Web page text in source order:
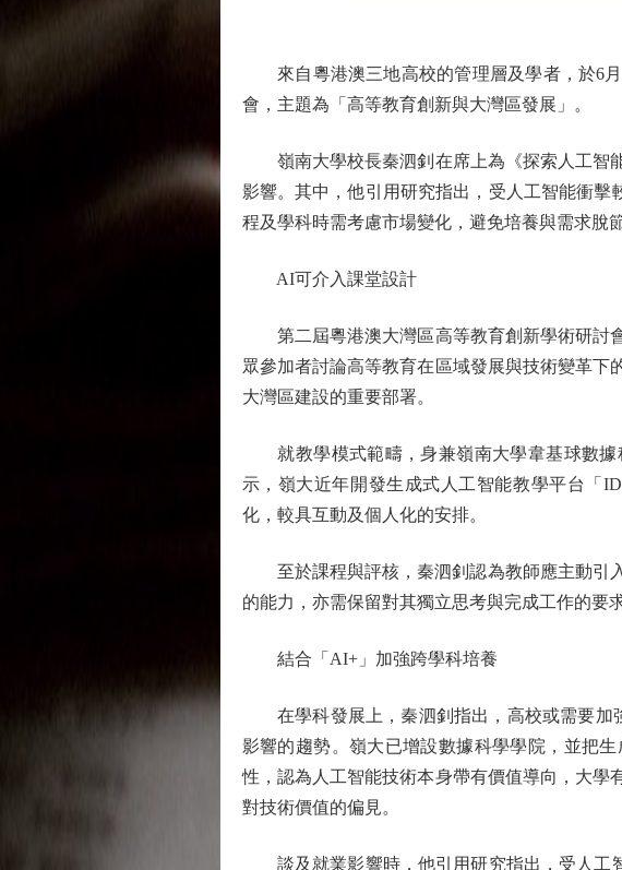
來自粵港澳三地高校的管理層及學者，於6月
會，主題為「高等教育創新與大灣區發展」。
嶺南大學校長秦泗釗在席上為《探索人工智
影響。其中，他引用研究指出，受人工智能衝擊
程及學科時需考慮市場變化，避免培養與需求脫
AI可介入課堂設計
第二屆粵港澳大灣區高等教育創新學術研討
眾參加者討論高等教育在區域發展與技術變革
大灣區建設的重要部署。
就教學模式範疇，身兼嶺南大學韋基球數據
示，嶺大近年開發生成式人工智能教學平台「
化，較具互動及個人化的安排。
至於課程與評核，秦泗釗認為教師應主動引
的能力，亦需保留對其獨立思考與完成工作的要求
結合「AI+」加強跨學科培養
在學科發展上，秦泗釗指出，高校或需要加
影響的趨勢。嶺大已增設數據科學學院，並把
性，認為人工智能技術本身帶有價值導向，大
對技術價值的偏見。
談及就業影響時，他引用研究指出，受人工